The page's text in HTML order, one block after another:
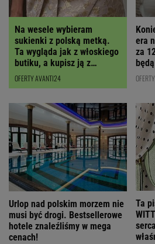
Na wesele wybieram
sukienki z polską metką.
Ta wygląda jak z włoskiego
butiku, a kupisz ją z
RABATEM
OFERTY AVANTI24
era
za
Urlop nad polskim morzem nie
musi być drogi. Bestsellerowe
hotele znaleźliśmy w mega
cenach!
Ta
serca. Skórzana